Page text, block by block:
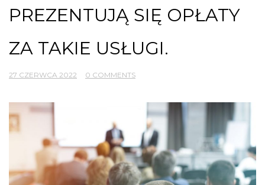
PREZENTUJĄ SIĘ OPŁATY
ZA TAKIE USŁUGI.
27 CZERWCA 2022 0 COMMENTS